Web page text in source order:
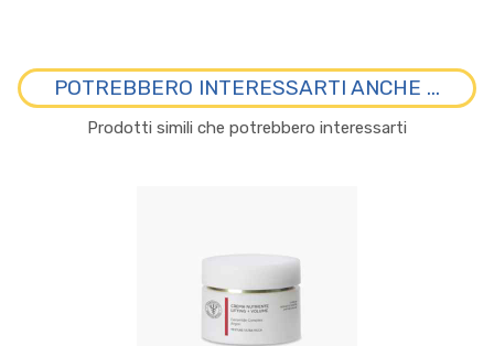
POTREBBERO INTERESSARTI ANCHE ...
Prodotti simili che potrebbero interessarti